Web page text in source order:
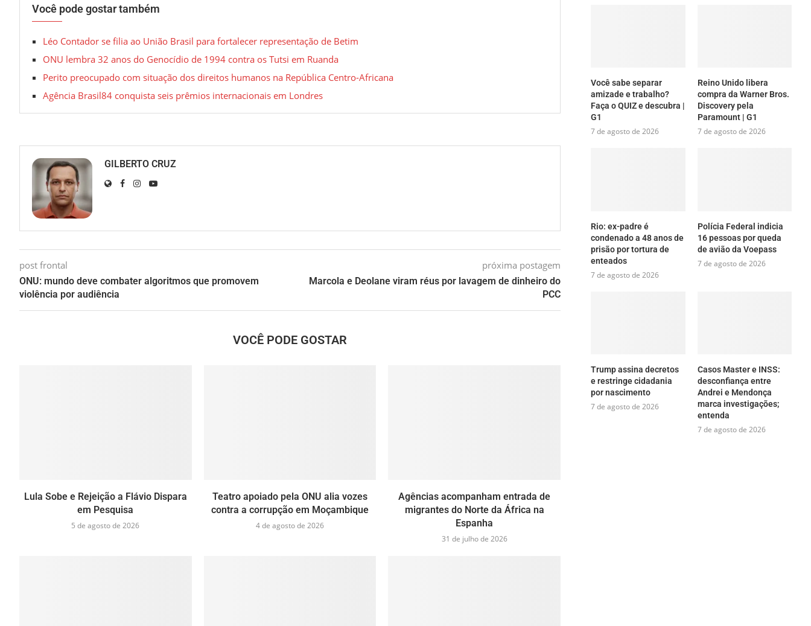
Você pode gostar também
Léo Contador se filia ao União Brasil para fortalecer representação de Betim
ONU lembra 32 anos do Genocídio de 1994 contra os Tutsi em Ruanda
Perito preocupado com situação dos direitos humanos na República Centro-Africana
Agência Brasil84 conquista seis prêmios internacionais em Londres
GILBERTO CRUZ
post frontal
ONU: mundo deve combater algoritmos que promovem
violência por audiência
próxima postagem
Marcola e Deolane viram réus por lavagem de dinheiro do
PCC
VOCÊ PODE GOSTAR
Lula Sobe e Rejeição a Flávio Dispara
em Pesquisa
5 de agosto de 2026
Teatro apoiado pela ONU alia vozes
contra a corrupção em Moçambique
4 de agosto de 2026
Agências acompanham entrada de
migrantes do Norte da África na
Espanha
31 de julho de 2026
Você sabe separar
amizade e trabalho?
Faça o QUIZ e descubra |
G1
7 de agosto de 2026
Reino Unido libera
compra da Warner Bros.
Discovery pela
Paramount | G1
7 de agosto de 2026
Rio: ex-padre é
condenado a 48 anos de
prisão por tortura de
enteados
7 de agosto de 2026
Polícia Federal indicia
16 pessoas por queda
de avião da Voepass
7 de agosto de 2026
Trump assina decretos
e restringe cidadania
por nascimento
7 de agosto de 2026
Casos Master e INSS:
desconfiança entre
Andrei e Mendonça
marca investigações;
entenda
7 de agosto de 2026